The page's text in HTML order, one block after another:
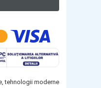
tehnologii moderne